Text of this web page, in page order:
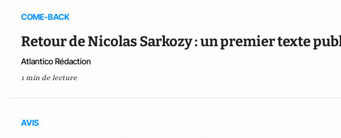
COME-BACK
Retour de Nicolas Sarkozy : un premier texte
Atlantico Rédaction
1 min de lecture
AVIS